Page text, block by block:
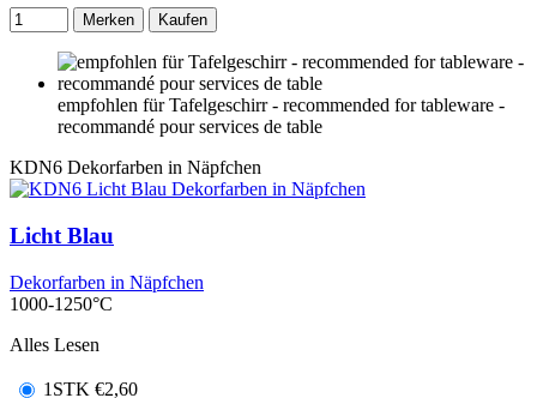
Merken Kaufen
empfohlen für Tafelgeschirr - recommended for tableware -
recommandé pour services de table
KDN6 Dekorfarben in Näpfchen
Licht Blau
Dekorfarben in Näpfchen
1000-1250°C
Alles Lesen
1STK €2,60